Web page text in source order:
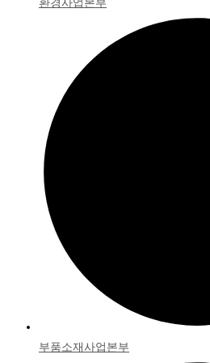
환경사업본부
부품소재사업본부